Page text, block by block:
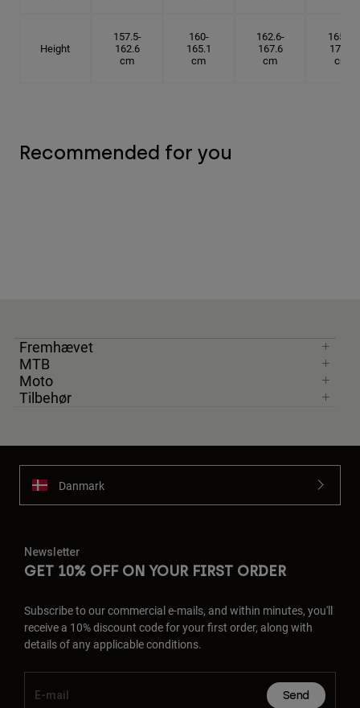
Height
157.5-
162.6
cm
160-
165.1
cm
162.6-
167.6
cm
165.1-
172.7
cm
Recommended for you
Fremhævet
MTB
Moto
Tilbehør
Danmark
Newsletter
GET 10% OFF ON YOUR FIRST ORDER
Subscribe to our commercial e-mails, and within minutes, you'll
receive a 10% discount code for your first order, along with
details of any applicable conditions.
Send